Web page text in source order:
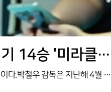
우리카드, 박철우 감독대행 정식 감독 선임...후반기 18경기 14승 '미라클 런' 인정받았다
서울 우리카드 배구단이 박철우 감독대행을 제5대 감독으로 선임했다고 11일 발표했다. 계약 기간은 3년이다.박철우 감독은 지난해 4월 우리카드 코치로 합류했고, 올해 1월 파에스 전 감독의 후임으로 지휘봉을 잡았다. 감독대행으로 지휘한 후반기 18경기에서 14승 4패를 기록하며 팀을 포스트시즌으로 이끄는 '미라클 런'을 완성해 정식 선임으로 이어졌다.구단 관계자는 "형님 리더십을 바탕으로 선수들의 장점을 극대화해 팀을 한 단계 성장시킬 것으로 기대한다"고 밝혔다. 박철우 감독은 "지도자로서 첫 발을 내딛은 우리카드에서 감독을 맡게 돼 감회가 남다르다. 지속 가능한 강팀으로 거듭날 수 있도록 최선을 다하겠다"고 각오를 전했